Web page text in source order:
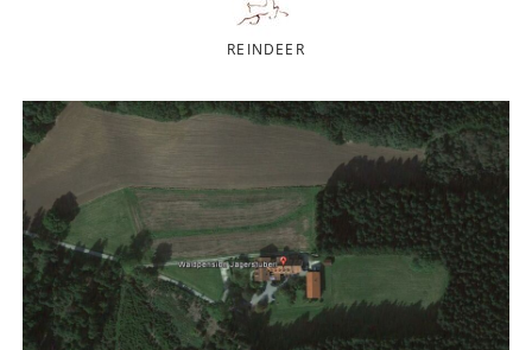
REINDEER